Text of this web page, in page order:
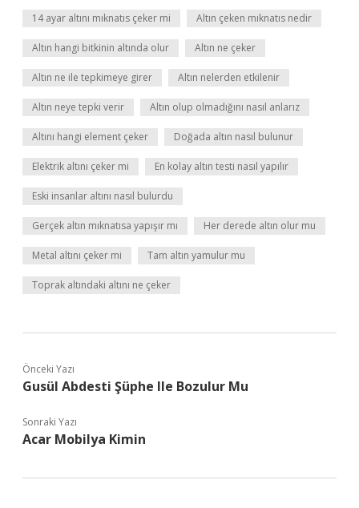
14 ayar altını mıknatıs çeker mi Altın çeken mıknatıs nedir
Altın hangi bitkinin altında olur Altın ne çeker
Altın ne ile tepkimeye girer Altın nelerden etkilenir
Altın neye tepki verir Altın olup olmadığını nasıl anlarız
Altını hangi element çeker Doğada altın nasıl bulunur
Elektrik altını çeker mi En kolay altın testi nasıl yapılır
Eski insanlar altını nasıl bulurdu
Gerçek altın mıknatısa yapışır mı Her derede altın olur mu
Metal altını çeker mi Tam altın yamulur mu
Toprak altındaki altını ne çeker
Önceki Yazı
Gusül Abdesti Şüphe Ile Bozulur Mu
Sonraki Yazı
Acar Mobilya Kimin